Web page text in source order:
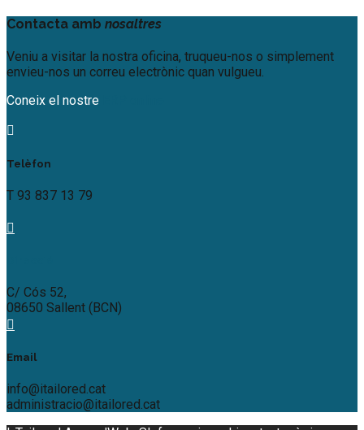
Contacta amb nosaltres
Veniu a visitar la nostra oficina, truqueu-nos o simplement
envieu-nos un correu electrònic quan vulgueu.
Coneix el nostre
Telèfon
T 93 837 13 79
C/ Cós 52,
08650 Sallent (BCN)
Email
info@itailored.cat
administracio@itailored.cat